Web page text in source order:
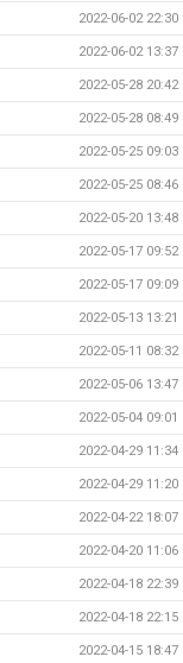
2022-06-02 22:30
2022-06-02 13:37
2022-05-28 20:42
2022-05-28 08:49
2022-05-25 09:03
2022-05-25 08:46
2022-05-20 13:48
2022-05-17 09:52
2022-05-17 09:09
2022-05-13 13:21
2022-05-11 08:32
2022-05-06 13:47
2022-05-04 09:01
2022-04-29 11:34
2022-04-29 11:20
2022-04-22 18:07
2022-04-20 11:06
2022-04-18 22:39
2022-04-18 22:15
2022-04-15 18:47